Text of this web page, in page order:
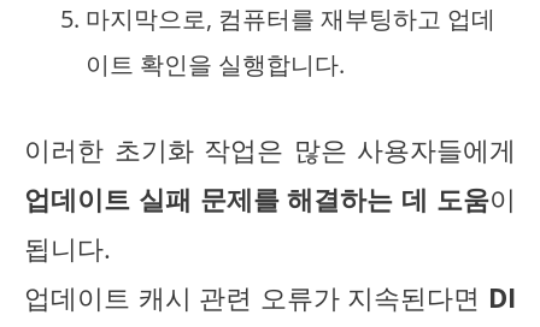
마지막으로, 컴퓨터를 재부팅하고 업데
이트 확인을 실행합니다.
이러한 초기화 작업은 많은 사용자들에게
업데이트 실패 문제를 해결하는 데 도움이
됩니다.
업데이트 캐시 관련 오류가 지속된다면 DI